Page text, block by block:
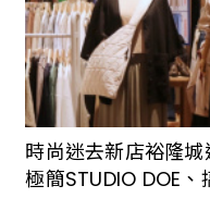
時尚迷去新店裕隆
極簡STUDIO DOE